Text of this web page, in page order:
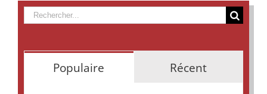
Rechercher
Populaire Récent